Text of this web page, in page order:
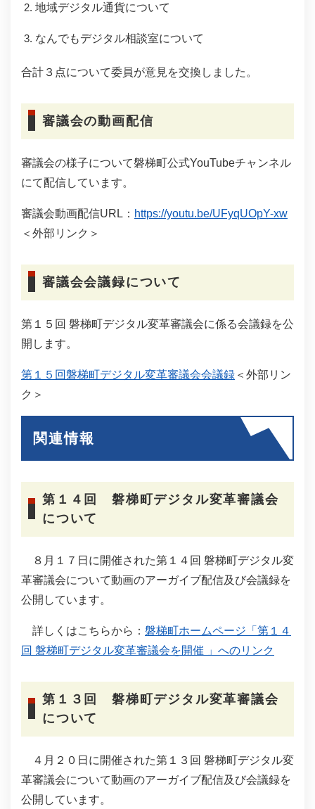
地域デジタル通貨について
なんでもデジタル相談室について​
合計３点について委員が意見を交換しました。
審議会の動画配信
審議会の様子について磐梯町公式YouTubeチャンネル
にて配信しています。
審議会動画配信URL： https://youtu.be/UFyqUOpY-xw
＜外部リンク＞
審議会会議録について
第１５回 磐梯町デジタル変革審議会に係る会議録を公
開します。
第１５回磐梯町デジタル変革審議会会議録 ＜外部リン
ク＞
関連情報
第１４回 磐梯町デジタル変革審議会
について
８月１７日に開催された第１４回 磐梯町デジタル変
革審議会について動画のアーガイブ配信及び会議録を
公開しています。
詳しくはこちらから： 磐梯町ホームページ「第１４
回 磐梯町デジタル変革審議会を開催 」へのリンク
第１３回 磐梯町デジタル変革審議会
について
４月２０日に開催された第１３回 磐梯町デジタル変
革審議会について動画のアーガイブ配信及び会議録を
公開しています。